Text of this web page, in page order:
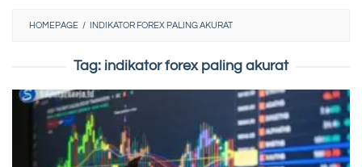
HOMEPAGE / INDIKATOR FOREX PALING AKURAT
Tag: indikator forex paling akurat